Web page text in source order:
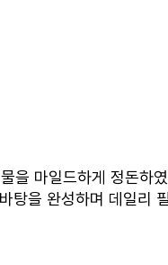
을 마일드하게 정돈하
탕을 완성하며 데일리